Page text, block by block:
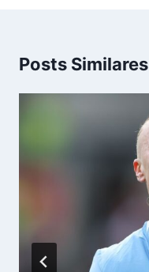
Posts Similares